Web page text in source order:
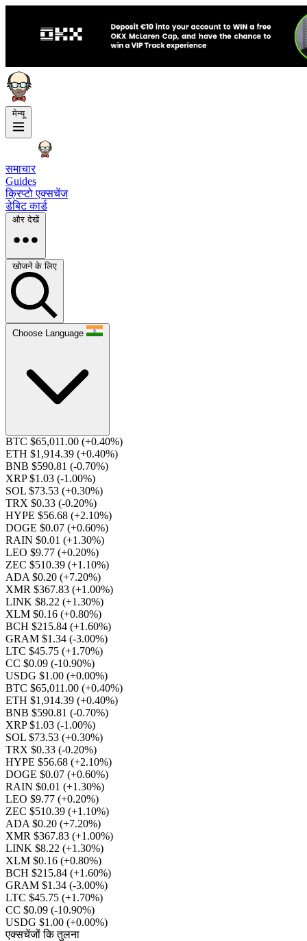
मेन्यू
समाचार
Guides
क्रिप्टो एक्सचेंज
डेबिट कार्ड
और देखें
खोजने के लिए
Choose Language
BTC $65,011.00 (+0.40%)
ETH $1,914.39 (+0.40%)
BNB $590.81 (-0.70%)
XRP $1.03 (-1.00%)
SOL $73.53 (+0.30%)
TRX $0.33 (-0.20%)
HYPE $56.68 (+2.10%)
DOGE $0.07 (+0.60%)
RAIN $0.01 (+1.30%)
LEO $9.77 (+0.20%)
ZEC $510.39 (+1.10%)
ADA $0.20 (+7.20%)
XMR $367.83 (+1.00%)
LINK $8.22 (+1.30%)
XLM $0.16 (+0.80%)
BCH $215.84 (+1.60%)
GRAM $1.34 (-3.00%)
LTC $45.75 (+1.70%)
CC $0.09 (-10.90%)
USDG $1.00 (+0.00%)
BTC $65,011.00 (+0.40%)
ETH $1,914.39 (+0.40%)
BNB $590.81 (-0.70%)
XRP $1.03 (-1.00%)
SOL $73.53 (+0.30%)
TRX $0.33 (-0.20%)
HYPE $56.68 (+2.10%)
DOGE $0.07 (+0.60%)
RAIN $0.01 (+1.30%)
LEO $9.77 (+0.20%)
ZEC $510.39 (+1.10%)
ADA $0.20 (+7.20%)
XMR $367.83 (+1.00%)
LINK $8.22 (+1.30%)
XLM $0.16 (+0.80%)
BCH $215.84 (+1.60%)
GRAM $1.34 (-3.00%)
LTC $45.75 (+1.70%)
CC $0.09 (-10.90%)
USDG $1.00 (+0.00%)
एक्सचेंजों कि तुलना